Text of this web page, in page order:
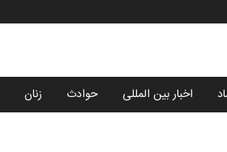
اخبار بین المللی حوادث زنان